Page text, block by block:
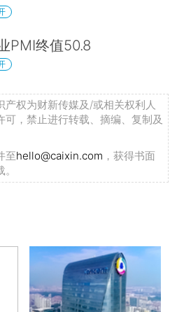
PMI终值50.8
产权为财新传媒及/或相关权利人
可，禁止进行转载、摘编、复制及
至hello@caixin.com ，获得书面